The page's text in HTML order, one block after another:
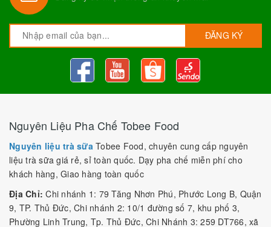
2. Đặc điểm nổi bật củaSiro
Fressy - Thái Lan
Siro Fressy là một loại đồ uống có nguồn gốc từ Thái Lan,
được làm từ các thành phần tự nhiên và không chứa chất bảo
quản. Điều này giúp Siro Fressy trở thành một sản phẩm an
Điểm đặc biệt của Siro Fressy là vị thơm ngon và hương vị đậm
đà của các loại trái cây tự nhiên. Siro Fressy được sản xuất với
nhiều hương vị khác nhau như cam, chanh, táo, dứa, xoài và
nhiều loại trái cây khác. Nhờ vị ngon và hương thơm đặc trưng,
Siro Fressy đã trở thành một trong những loại đồ uống yêu
thích của nhiều người.
ĐĂNG KÝ
Nguyên Liệu Pha Chế Tobee Food
Nguyên liệu trà sữa Tobee Food, chuyên cung cấp nguyên
liệu trà sữa giá rẻ, sỉ toàn quốc. Dạy pha chế miễn phí cho
khách hàng, Giao hàng toàn quốc
Địa Chỉ: Chi nhánh 1: 79 Tăng Nhơn Phú, Phước Long B, Quận
9, TP. Thủ Đức, Chi nhánh 2: 10/1 đường số 7, khu phố 3,
Phường Linh Trung, Tp. Thủ Đức, Chi Nhánh 3: 259 DT766, xã